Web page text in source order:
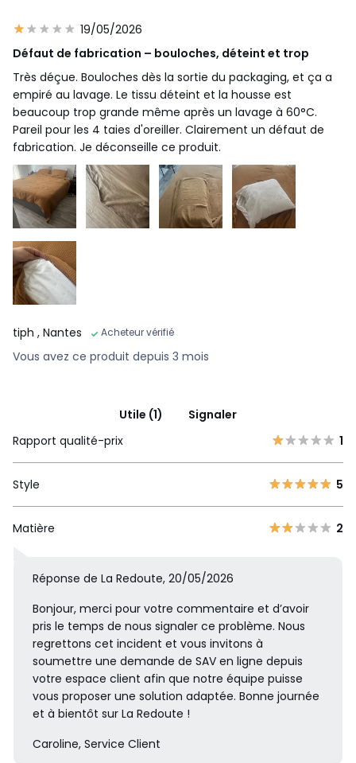
19/05/2026
Défaut de fabrication – bouloches, déteint et trop
Très déçue. Bouloches dès la sortie du packaging, et ça a
empiré au lavage. Le tissu déteint et la housse est
beaucoup trop grande même après un lavage à 60°C.
Pareil pour les 4 taies d'oreiller. Clairement un défaut de
fabrication. Je déconseille ce produit.
tiph , Nantes Acheteur vérifié
Vous avez ce produit depuis 3 mois
Utile (1)
Signaler
Rapport qualité-prix
1
Style 5
Matière 2
Réponse de La Redoute, 20/05/2026
Bonjour, merci pour votre commentaire et d’avoir
pris le temps de nous signaler ce problème. Nous
regrettons cet incident et vous invitons à
soumettre une demande de SAV en ligne depuis
votre espace client afin que notre équipe puisse
vous proposer une solution adaptée. Bonne journée
et à bientôt sur La Redoute !
Caroline, Service Client